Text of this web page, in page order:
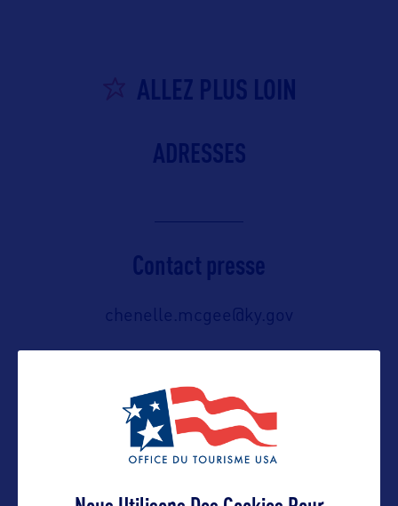
ALLEZ PLUS LOIN
ADRESSES
Contact presse
chenelle.mcgee@ky.gov
Contact pro
chenelle.mcgee@ky.gov